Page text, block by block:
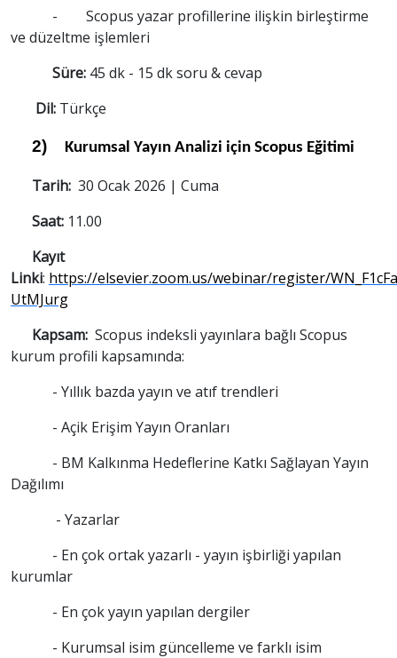
- Scopus yazar profillerine ilişkin birleştirme
ve düzeltme işlemleri
Süre: 45 dk - 15 dk soru & cevap
Dil: Türkçe
2) Kurumsal Yayın Analizi için Scopus Eğitimi
Tarih: 30 Ocak 2026 | Cuma
Saat: 11.00
Kayıt
Linki: https://elsevier.zoom.us/webinar/register/
UtMJurg
Kapsam: Scopus indeksli yayınlara bağlı Scopus
kurum profili kapsamında:
- Yıllık bazda yayın ve atıf trendleri
- Açik Erişim Yayın Oranları
- BM Kalkınma Hedeflerine Katkı Sağlayan Yayın
Dağılımı
- Yazarlar
- En çok ortak yazarlı - yayın işbirliği yapılan
kurumlar
- En çok yayın yapılan dergiler
- Kurumsal isim güncelleme ve farklı isim